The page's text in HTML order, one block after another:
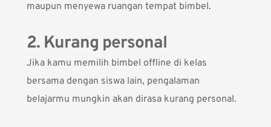
maupun menyewa ruangan tempat bimbel.
2. Kurang personal
Jika kamu memilih bimbel offline di kelas
bersama dengan siswa lain, pengalaman
belajarmu mungkin akan dirasa kurang personal.